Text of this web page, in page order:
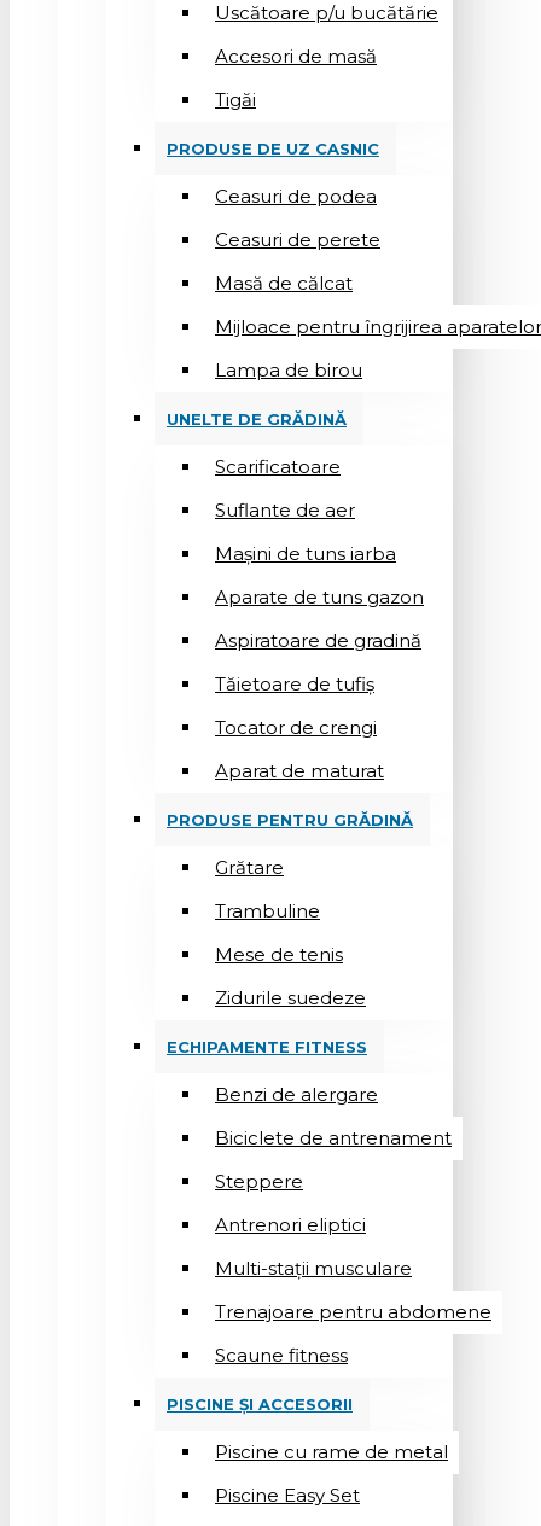
Uscătoare p/u bucătărie
Accesori de masă
Tigăi
PRODUSE DE UZ CASNIC
Ceasuri de podea
Ceasuri de perete
Masă de călcat
Mijloace pentru îngrijirea
Lampa de birou
UNELTE DE GRĂDINĂ
Scarificatoare
Suflantе de aer
Mașini de tuns iarba
Aparate de tuns gazon
Aspiratoare de gradină
Tăietoare de tufiș
Tocator de crengi
Aparat de maturat
PRODUSE PENTRU GRĂDINĂ
Grătare
Trambuline
Mese de tenis
Zidurile suedeze
ECHIPAMENTE FITNESS
Benzi de alergare
Biciclete de antrenament
Steppere
Antrenori eliptici
Multi-stații musculare
Trenajoare pentru abdomene
Scaune fitness
PISCINE ȘI ACCESORII
Piscine cu rame de metal
Piscine Easy Set